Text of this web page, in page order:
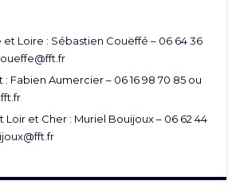
Loire : Sébastien Couëffé – 06 64 36
Fabien Aumercier – 06 16 98 70 85 ou
Loir et Cher : Muriel Bouijoux – 06 62 44